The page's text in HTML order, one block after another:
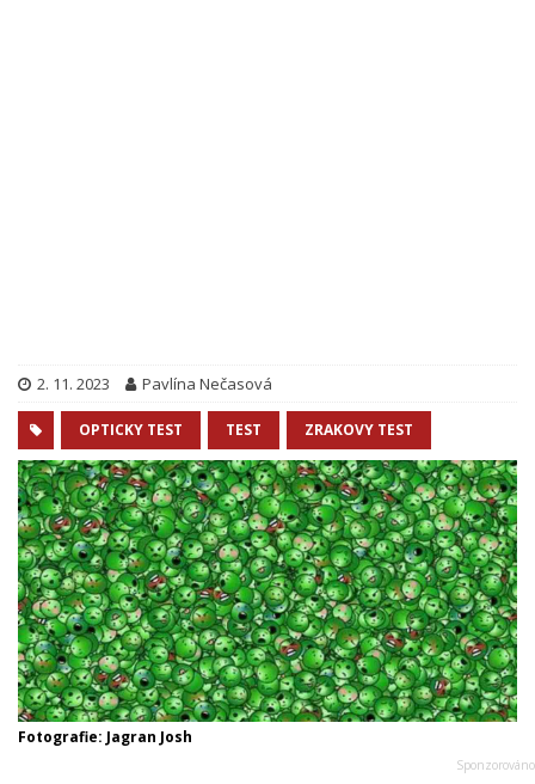
2. 11. 2023 Pavlína Nečasová
OPTICKY TEST TEST ZRAKOVY TEST
Fotografie: Jagran Josh